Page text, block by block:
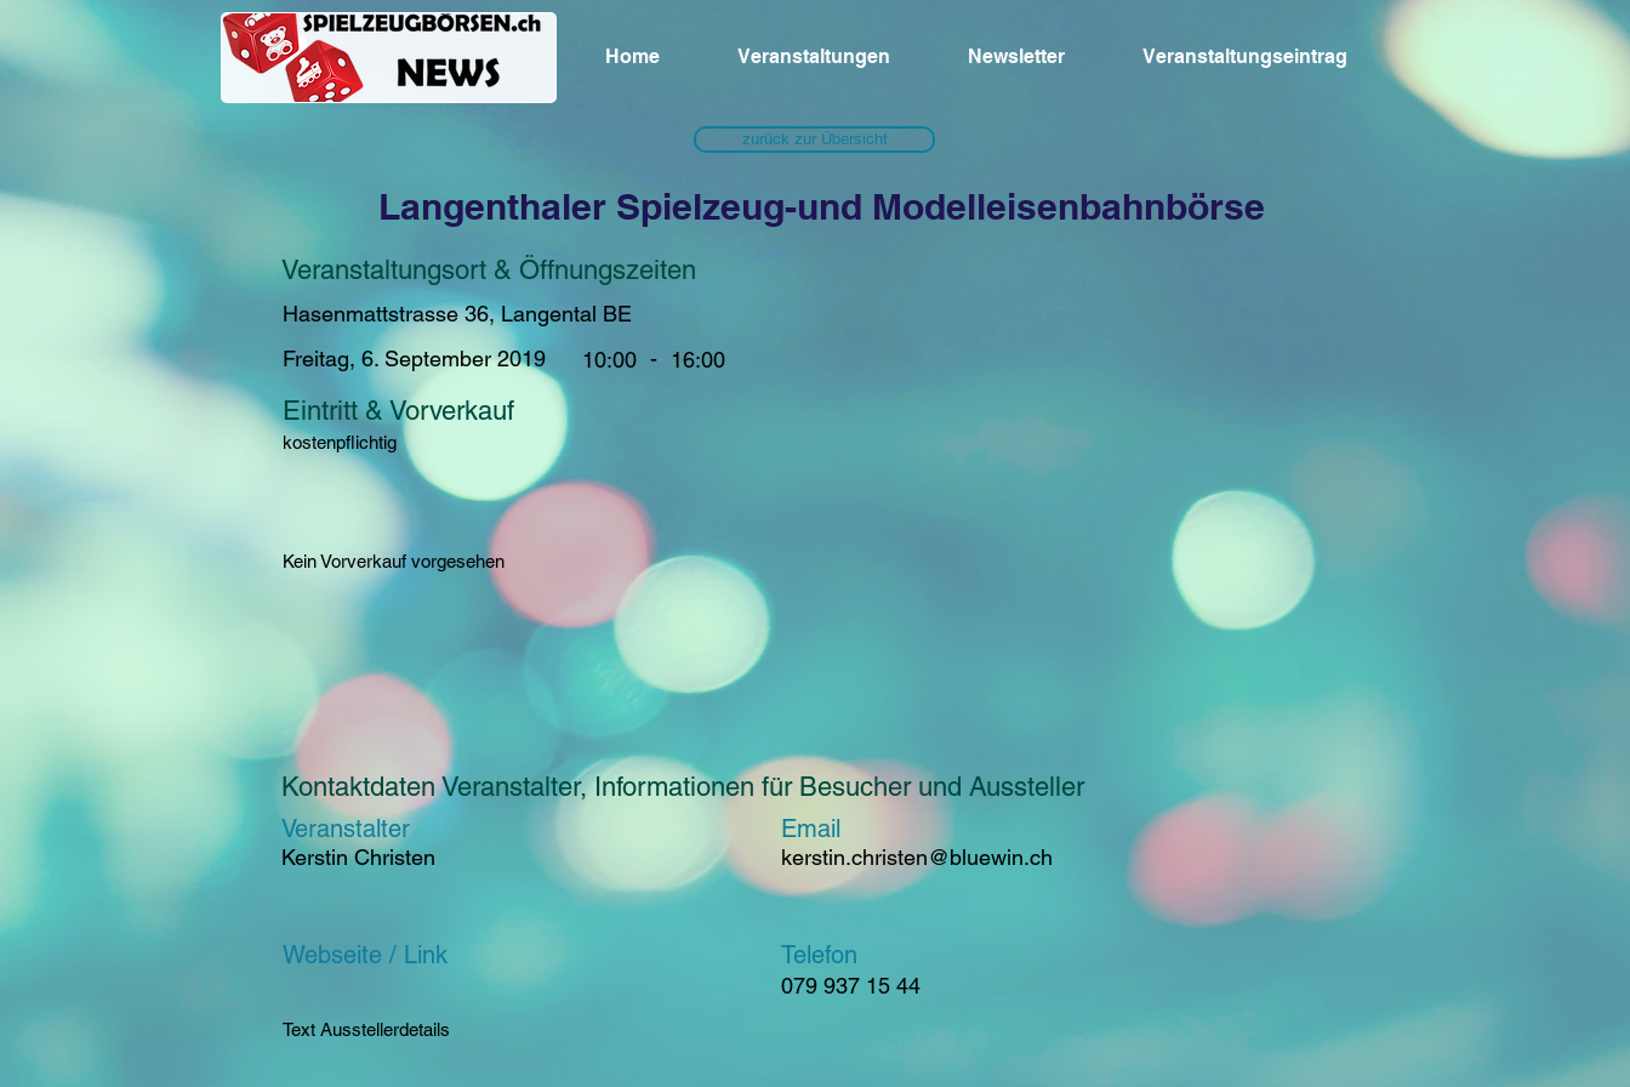
Home Veranstaltungen Newsletter Veranstaltungseintrag
zurück zur Übersicht
Langenthaler Spielzeug-und Modelleisenbahnbörse
Veranstaltungsort & Öffnungszeiten
Hasenmattstrasse 36, Langental BE
Freitag, 6. September 2019
-
Eintritt & Vorverkauf
kostenpflichtig
Kein Vorverkauf vorgesehen
Kontaktdaten Veranstalter, Informationen für Besucher und Aussteller
Veranstalter
Kerstin Christen
Email
kerstin.christen@bluewin.ch
Webseite / Link Telefon
079 937 15 44
Text Ausstellerdetails